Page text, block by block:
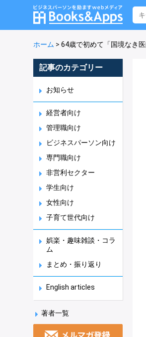
ホーム > 64歳で初めて「国境なき
記事のカテゴリー
お知らせ
経営者向け
管理職向け
ビジネスパーソン向け
専門職向け
非営利セクター
学生向け
女性向け
子育て世代向け
娯楽・趣味雑談・コラ
ム
まとめ・振り返り
English articles
著者一覧